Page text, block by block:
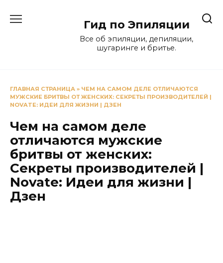
Гид по Эпиляции
Все об эпиляции, депиляции,
шугаринге и бритье.
ГЛАВНАЯ СТРАНИЦА » ЧЕМ НА САМОМ ДЕЛЕ ОТЛИЧАЮТСЯ
МУЖСКИЕ БРИТВЫ ОТ ЖЕНСКИХ: СЕКРЕТЫ ПРОИЗВОДИТЕЛЕЙ |
NOVATE: ИДЕИ ДЛЯ ЖИЗНИ | ДЗЕН
Чем на самом деле
отличаются мужские
бритвы от женских:
Секреты производителей |
Novate: Идеи для жизни |
Дзен